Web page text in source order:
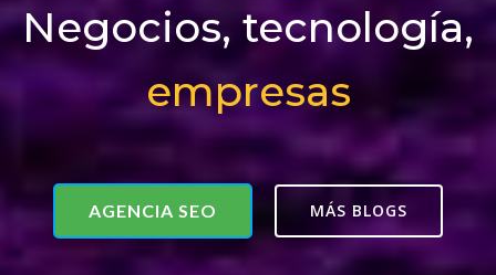
Negocios, tecnología,
empresas
AGENCIA SEO MÁS BLOGS